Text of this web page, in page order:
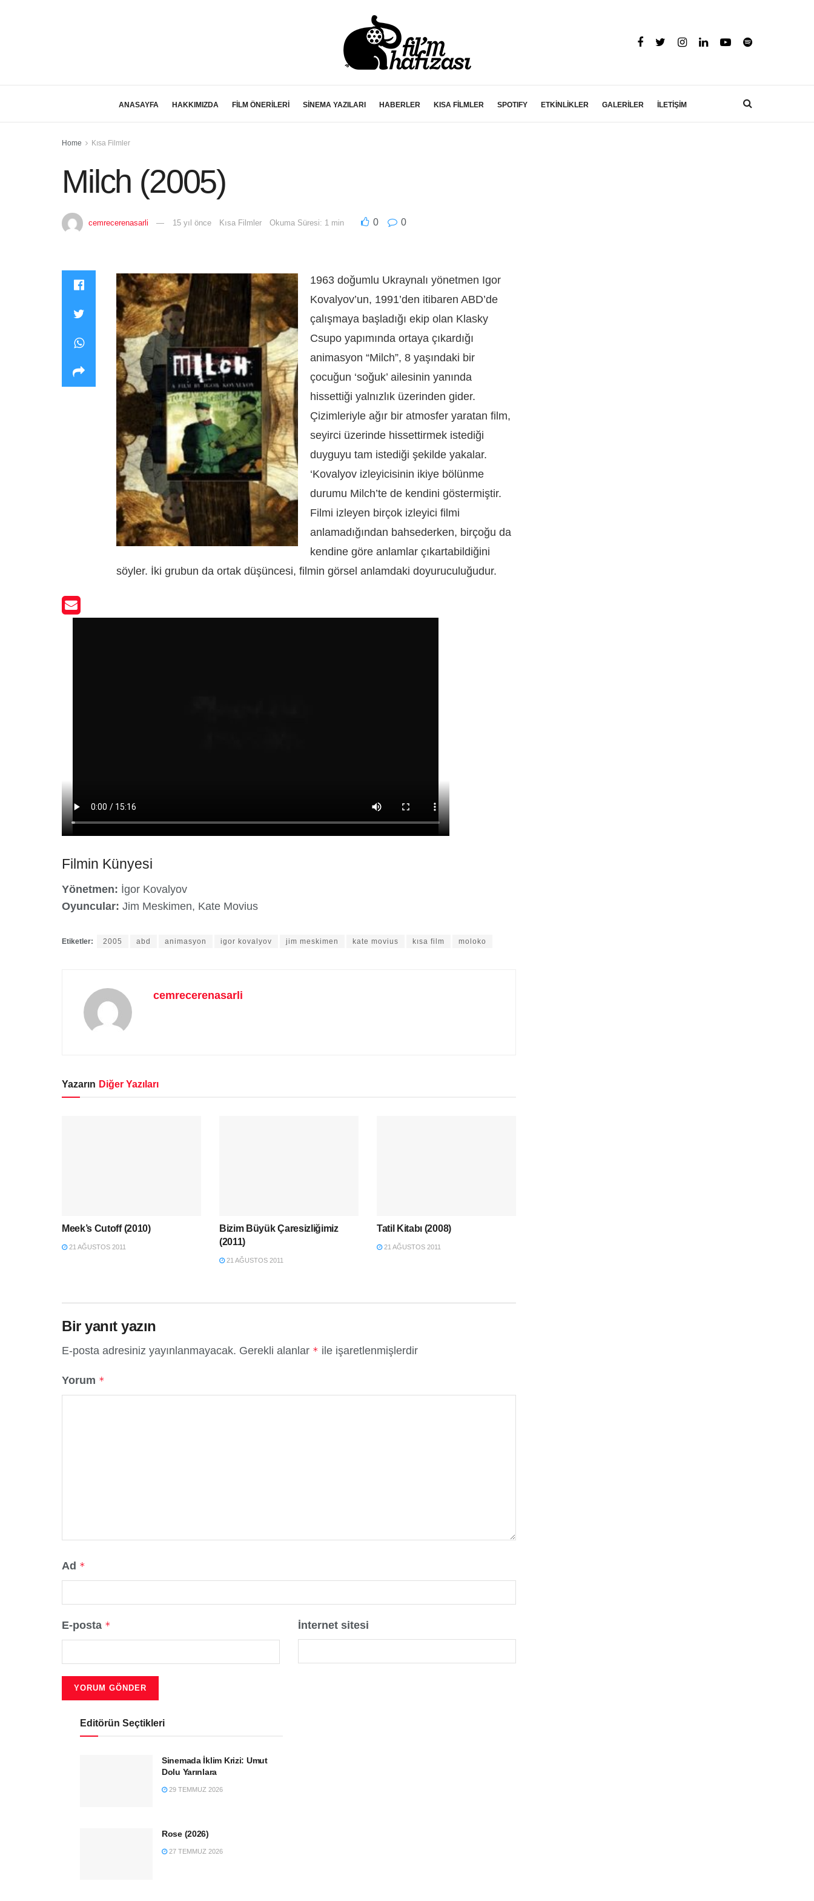
ANASAYFA HAKKIMIZDA FİLM ÖNERİLERİ SİNEMA YAZILARI HABERLER KISA FİLMLER SPOTIFY ETKİNLİKLER GALERİLER İLETİŞİM
Home Kısa Filmler
Milch (2005)
cemrecerenasarli 15 yıl önce Kısa Filmler Okuma Süresi: 1 min 0 0
1963 doğumlu Ukraynalı yönetmen Igor
Kovalyov’un, 1991’den itibaren ABD’de
çalışmaya başladığı ekip olan Klasky
Csupo yapımında ortaya çıkardığı
animasyon “Milch”, 8 yaşındaki bir
çocuğun ‘soğuk’ ailesinin yanında
hissettiği yalnızlık üzerinden gider.
Çizimleriyle ağır bir atmosfer yaratan film,
seyirci üzerinde hissettirmek istediği
duyguyu tam istediği şekilde yakalar.
‘Kovalyov izleyicisinin ikiye bölünme
durumu Milch’te de kendini göstermiştir.
Filmi izleyen birçok izleyici filmi
anlamadığından bahsederken, birçoğu da
kendine göre anlamlar çıkartabildiğini
söyler. İki grubun da ortak düşüncesi, filmin görsel anlamdaki doyuruculuğudur.
Filmin Künyesi
Yönetmen: İgor Kovalyov
Oyuncular: Jim Meskimen, Kate Movius
Etiketler: 2005 abd animasyon igor kovalyov jim meskimen kate movius kısa film moloko
cemrecerenasarli
Yazarın Diğer Yazıları
Meek’s Cutoff (2010)
21 AĞUSTOS 2011
Bizim Büyük Çaresizliğimiz
(2011)
21 AĞUSTOS 2011
Tatil Kitabı (2008)
21 AĞUSTOS 2011
Bir yanıt yazın
E-posta adresiniz yayınlanmayacak. Gerekli alanlar * ile işaretlenmişlerdir
Yorum *
Ad *
E-posta * İnternet sitesi
Editörün Seçtikleri
Sinemada İklim Krizi: Umut
Dolu Yarınlara
29 TEMMUZ 2026
Rose (2026)
27 TEMMUZ 2026